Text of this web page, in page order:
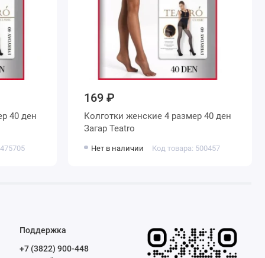
169 ₽
Колготки женские 4 размер 40 ден
Загар Teatro
Нет в наличии Код товара: 500457
Поддержка
+7 (3822) 900-448